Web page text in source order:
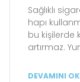
Sağlıklı
hapı
bu kişilerde
artırmaz.
DEVAMINI